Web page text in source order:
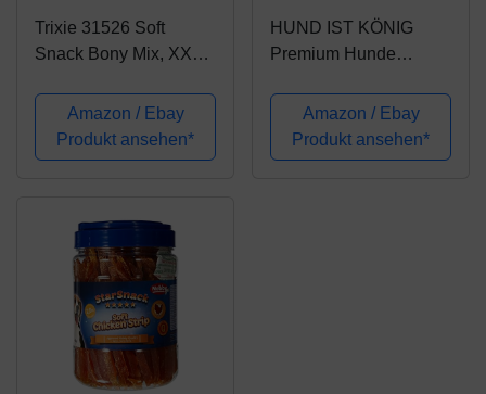
Trixie 31526 Soft
Snack Bony Mix, XXL
Amazon / Ebay
Produkt ansehen*
HUND IST KÖNIG
Premium Hunde
Alleskönner unter den
Leckerli-Beuteln mit
gratis Ebook. Leckerlie-
Amazon / Ebay
Produkt ansehen*